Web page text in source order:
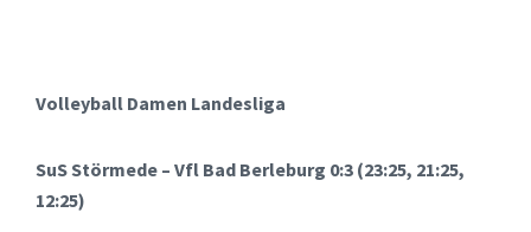
Volleyball Damen Landesliga
SuS Störmede – Vfl Bad Berleburg 0:3 (23:25, 21:25,
12:25)